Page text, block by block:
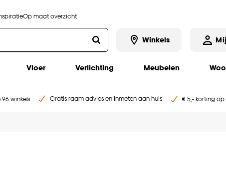
Op maat overzicht
Winkels
Vloer Verlichting Meubelen
winkels Gratis raam advies en inmeten aan huis € 5,- korting